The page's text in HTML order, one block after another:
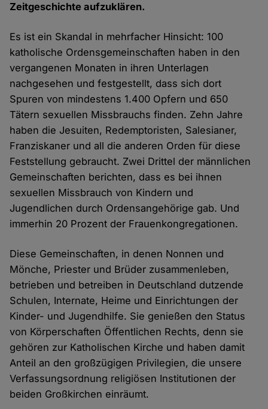
Zeitgeschichte aufzuklären.
Es ist ein Skandal in mehrfacher Hinsicht: 100
katholische Ordensgemeinschaften haben in den
vergangenen Monaten in ihren Unterlagen
nachgesehen und festgestellt, dass sich dort
Spuren von mindestens 1.400 Opfern und 650
Tätern sexuellen Missbrauchs finden. Zehn Jahre
haben die Jesuiten, Redemptoristen, Salesianer,
Franziskaner und all die anderen Orden für diese
Feststellung gebraucht. Zwei Drittel der männlichen
Gemeinschaften berichten, dass es bei ihnen
sexuellen Missbrauch von Kindern und
Jugendlichen durch Ordensangehörige gab. Und
immerhin 20 Prozent der Frauenkongregationen.
Diese Gemeinschaften, in denen Nonnen und
Mönche, Priester und Brüder zusammenleben,
betrieben und betreiben in Deutschland dutzende
Schulen, Internate, Heime und Einrichtungen der
Kinder- und Jugendhilfe. Sie genießen den Status
von Körperschaften Öffentlichen Rechts, denn sie
gehören zur Katholischen Kirche und haben damit
Anteil an den großzügigen Privilegien, die unsere
Verfassungsordnung religiösen Institutionen der
beiden Großkirchen einräumt.